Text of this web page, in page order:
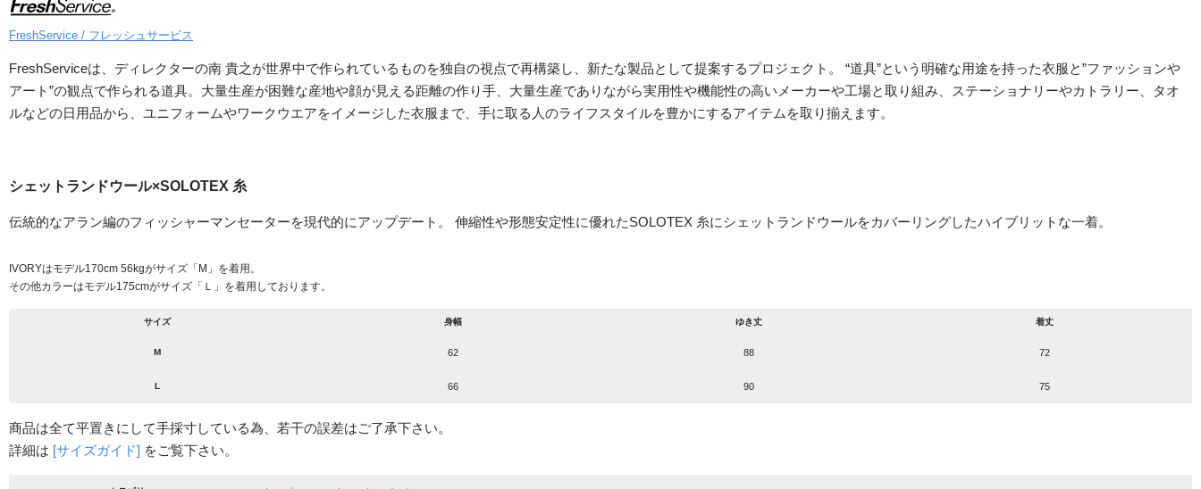
FreshService / フレッシュサービス
FreshServiceは、ディレクターの南 貴之が世界中で作られているものを独自の視点で再構築し、新たな製品として提案するプロジェクト。 “道具”という明確な用途を持った衣服と”ファッションや
アート”の観点で作られる道具。大量生産が困難な産地や顔が見える距離の作り手、大量生産でありながら実用性や機能性の高いメーカーや工場と取り組み、ステーショナリーやカトラリー、タオ
ルなどの日用品から、ユニフォームやワークウエアをイメージした衣服まで、手に取る人のライフスタイルを豊かにするアイテムを取り揃えます。
シェットランドウール×SOLOTEX 糸
伝統的なアラン編のフィッシャーマンセーターを現代的にアップデート。 伸縮性や形態安定性に優れたSOLOTEX 糸にシェットランドウールをカバーリングしたハイブリットな一着。
IVORYはモデル170cm 56kgがサイズ「M」を着用。
その他カラーはモデル175cmがサイズ「Ｌ」を着用しております。
サイズ 身幅 ゆき丈 着丈
M 62 88 72
L 66 90 75
商品は全て平置きにして手採寸している為、若干の誤差はご了承下さい。
詳細は [サイズガイド] をご覧下さい。